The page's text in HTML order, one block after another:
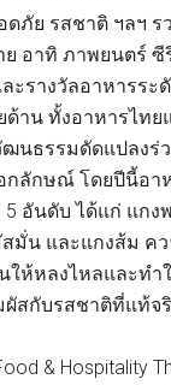
ดภัย รสชาติ ฯลฯ
ย อาทิ ภาพยนตร์ ซี
ะรางวัลอาหารระ
ด้าน ทั้งอาหารไทย
นธรรมดัดแปลงร่
กลักษณ์ โดยปีนี้อา
5 อันดับ ได้แก่ แก
สมั่น และแกงส้ม ค
ให้หลงไหลและทำ
ผัสกับรสชาติที่แท้จ
& Hospitality